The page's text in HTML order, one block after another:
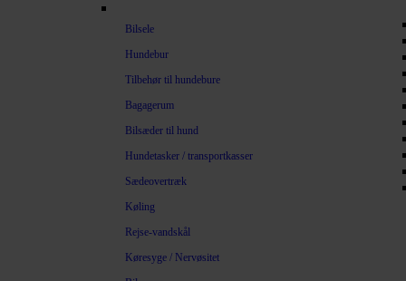
Bilsele
Hundebur
Tilbehør til hundebure
Bagagerum
Bilsæder til hund
Hundetasker / transportkasser
Sædeovertræk
Køling
Rejse-vandskål
Køresyge / Nervøsitet